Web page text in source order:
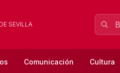
SEVILLA
Comunicación Cultura